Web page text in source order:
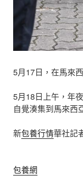
5月17日，在馬來
5月18日上午，年
自覺湊集到馬來西
新包養行情華社記
包養網